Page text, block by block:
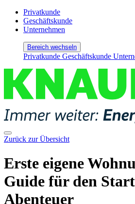
Privatkunde
Geschäftskunde
Unternehmen
Bereich wechseln
Privatkunde Geschäftskunde
Zurück zur Übersicht
Erste eigene
Guide für den
Abenteuer